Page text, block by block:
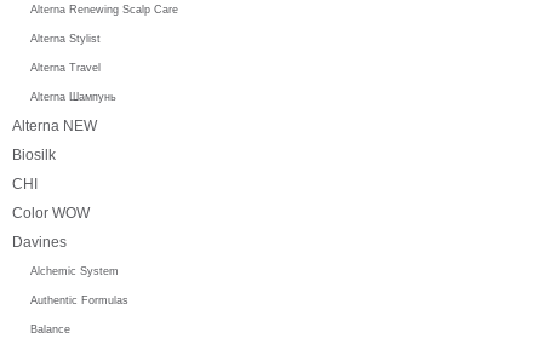
Alterna Renewing Scalp Care
Alterna Stylist
Alterna Travel
Alterna Шампунь
Alterna NEW
Biosilk
CHI
Color WOW
Davines
Alchemic System
Authentic Formulas
Balance